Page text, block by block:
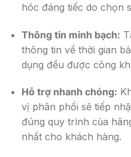
hóc đáng tiếc do chọn
Thông tin minh bạch:
thông tin về thời gian
dụng đều được công
Hỗ trợ nhanh chóng:
vị phân phối sẽ tiếp
đúng quy trình của
nhất cho khách hàng.